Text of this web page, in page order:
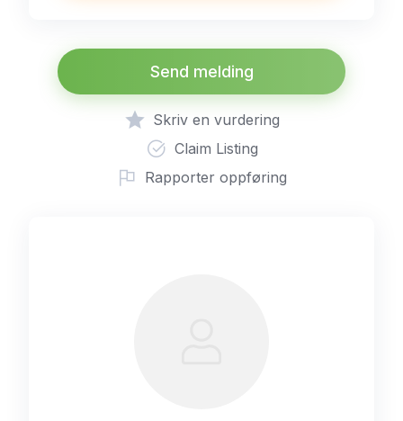
Send melding
Skriv en vurdering
Claim Listing
Rapporter oppføring